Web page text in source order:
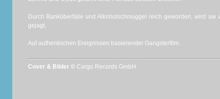
Durch Banküberfälle und Alkoholschmuggel reich geworden, wird sie
gejagt.
Auf authentischen Ereignissen basierender Gangsterfilm.
Cover & Bilder © Cargo Records GmbH